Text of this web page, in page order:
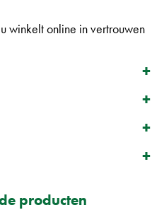
winkelt online in vertrouwen
producten